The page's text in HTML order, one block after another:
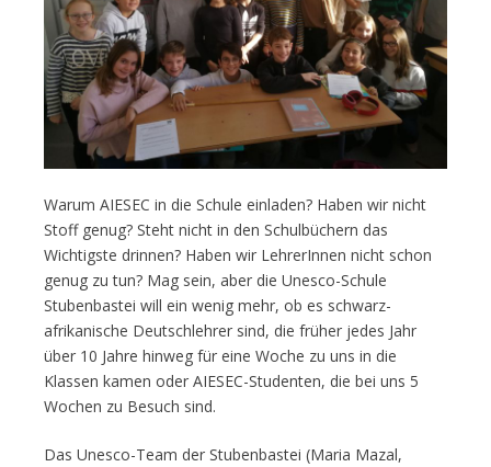
Warum AIESEC in die Schule einladen? Haben wir nicht
Stoff genug? Steht nicht in den Schulbüchern das
Wichtigste drinnen? Haben wir LehrerInnen nicht schon
genug zu tun? Mag sein, aber die Unesco-Schule
Stubenbastei will ein wenig mehr, ob es schwarz-
afrikanische Deutschlehrer sind, die früher jedes Jahr
über 10 Jahre hinweg für eine Woche zu uns in die
Klassen kamen oder AIESEC-Studenten, die bei uns 5
Wochen zu Besuch sind.
Das Unesco-Team der Stubenbastei (Maria Mazal,